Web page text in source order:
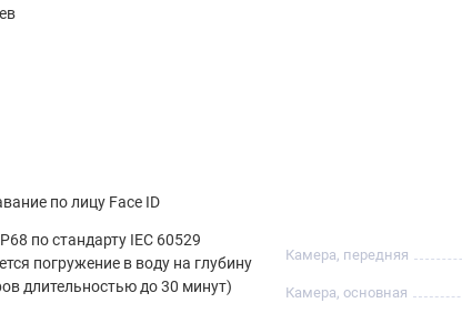
по лицу Face ID
по стандарту IEC 60529
погружение в воду на глубину
длительностью до 30 минут)
Камера, передняя
Камера, основная